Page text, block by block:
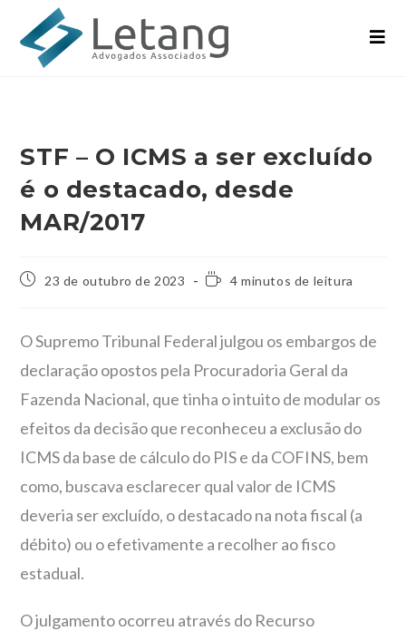
STF – O ICMS a ser excluído
é o destacado, desde
MAR/2017
23 de outubro de 2023 4 minutos de leitura
O Supremo Tribunal Federal julgou os embargos de
declaração opostos pela Procuradoria Geral da
Fazenda Nacional, que tinha o intuito de modular os
efeitos da decisão que reconheceu a exclusão do
ICMS da base de cálculo do PIS e da COFINS, bem
como, buscava esclarecer qual valor de ICMS
deveria ser excluído, o destacado na nota fiscal (a
débito) ou o efetivamente a recolher ao fisco
estadual.
O julgamento ocorreu através do Recurso